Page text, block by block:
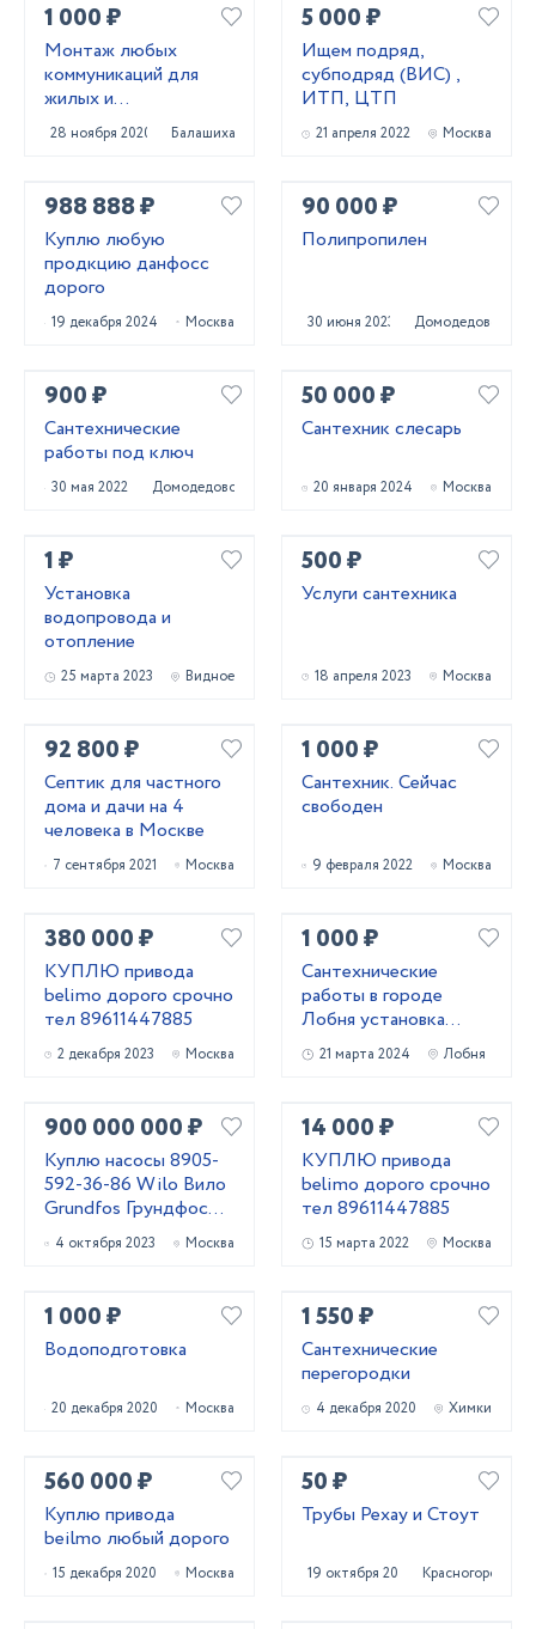
1 000 ₽
Монтаж любых
коммуникаций для
жилых и
коммерческих
помещений.
28 ноября 2020 Балашиха
5 000 ₽
Ищем подряд,
субподряд (ВИС) ,
ИТП, ЦТП
21 апреля 2022 Москва
988 888 ₽
Куплю любую
продкцию данфосс
дорого
19 декабря 2024 Москва
90 000 ₽
Полипропилен
30 июня 2023 Домодедово
900 ₽
Сантехнические
работы под ключ
30 мая 2022 Домодедово
50 000 ₽
Сантехник слесарь
20 января 2024 Москва
1 ₽
Установка
водопровода и
отопление
25 марта 2023 Видное
500 ₽
Услуги сантехника
18 апреля 2023 Москва
92 800 ₽
Септик для частного
дома и дачи на 4
человека в Москве
7 сентября 2021 Москва
1 000 ₽
Сантехник. Сейчас
свободен
9 февраля 2022 Москва
380 000 ₽
КУПЛЮ привода
belimo дорого срочно
тел 89611447885
2 декабря 2023 Москва
1 000 ₽
Сантехнические
работы в городе
Лобня установка
замена ремонт
21 марта 2024 Лобня
900 000 000 ₽
Куплю насосы 8905-
592-36-86 Wilo Вило
Grundfos Грундфос
Dap Дап. и другие м
4 октября 2023 Москва
14 000 ₽
КУПЛЮ привода
belimo дорого срочно
тел 89611447885
15 марта 2022 Москва
1 000 ₽
Водоподготовка
20 декабря 2020 Москва
1 550 ₽
Сантехнические
перегородки
4 декабря 2020 Химки
560 000 ₽
Куплю привода
beilmo любый дорого
15 декабря 2020 Москва
50 ₽
Трубы Рехау и Стоут
19 октября 2020 Красногорск